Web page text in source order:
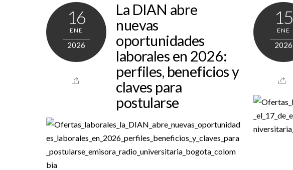
16
ENE
2026
La DIAN abre
nuevas
oportunidades
laborales en 2026:
perfiles, beneficios y
claves para
postularse
15
ENE
2026